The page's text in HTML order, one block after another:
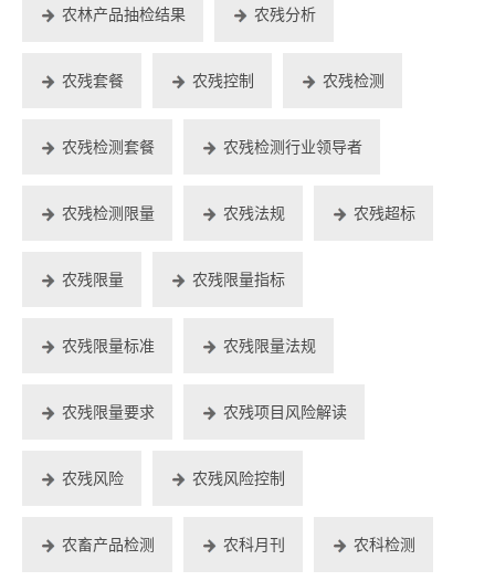
农林产品抽检结果 农残分析
农残套餐 农残控制 农残检测
农残检测套餐 农残检测行业领导者
农残检测限量 农残法规 农残超标
农残限量 农残限量指标
农残限量标准 农残限量法规
农残限量要求 农残项目风险解读
农残风险 农残风险控制
农畜产品检测 农科月刊 农科检测